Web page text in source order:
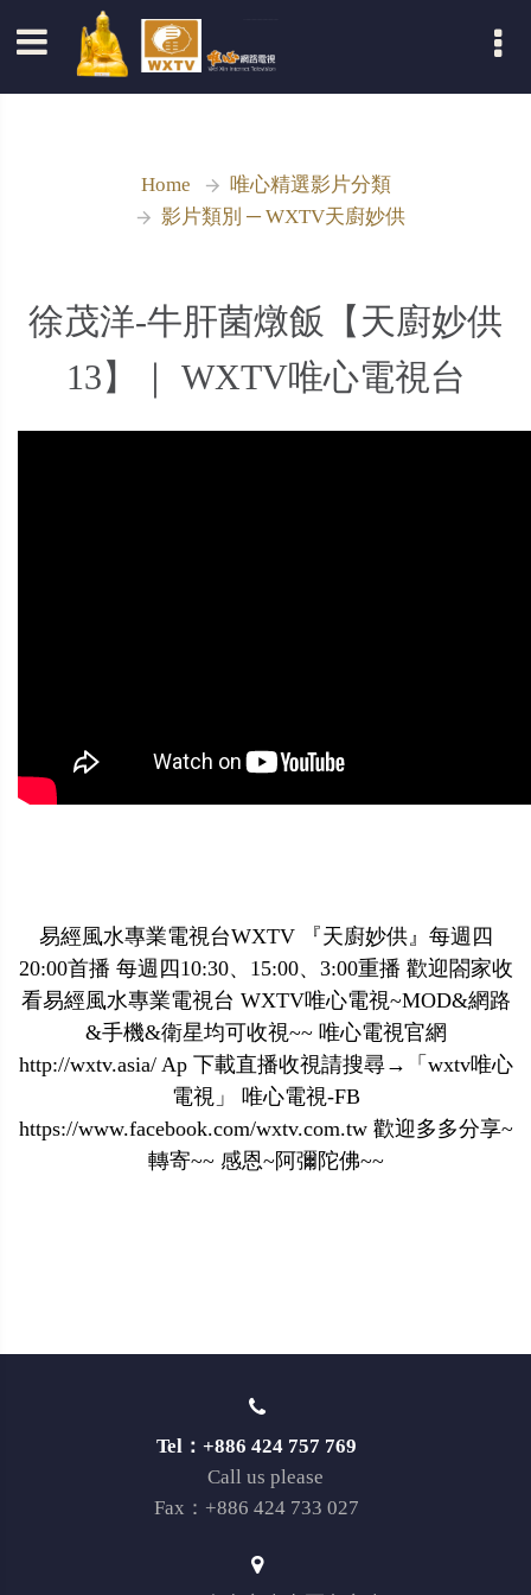
Home
唯心精選影片分類
影片類別 ─ WXTV天廚妙供
徐茂洋-牛肝菌燉飯【天廚妙供
13】｜ WXTV唯心電視台
易經風水專業電視台WXTV 『天廚妙供』每週四
20:00首播 每週四10:30、15:00、3:00重播 歡迎閤家收
看易經風水專業電視台 WXTV唯心電視~MOD&網路
&手機&衛星均可收視~~ 唯心電視官網
http://wxtv.asia/ Ap 下載直播收視請搜尋→「wxtv唯心
電視」 唯心電視-FB
https://www.facebook.com/wxtv.com.tw 歡迎多多分享~
轉寄~~ 感恩~阿彌陀佛~~
Tel：+886 424 757 769
Call us please
Fax：+886 424 733 027